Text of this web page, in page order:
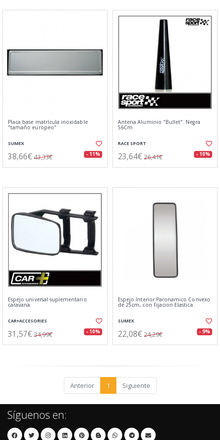
Placa base matrícula inoxidable
"tamaño europeo"
SUMEX
38,66€ 43,33€ - 11%
Antena Aluminio "Bullet". Negra
56Cm
RACE SPORT
23,64€ 26,41€ - 10%
Espejo universal suplementario
caravana
CAR+ACCESORIES
31,57€ 34,99€ - 10%
Espejo Interior Paronamico Convexo
de 25cm, con Fijacion Elastica
SUMEX
22,08€ 24,29€ - 9%
Anterior 1 Siguiente
Síguenos en: